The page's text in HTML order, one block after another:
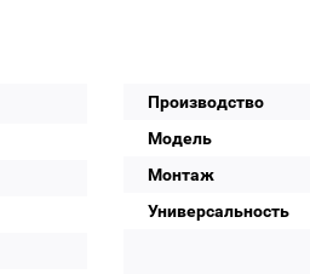
Производство
Модель
Монтаж
Универсальность